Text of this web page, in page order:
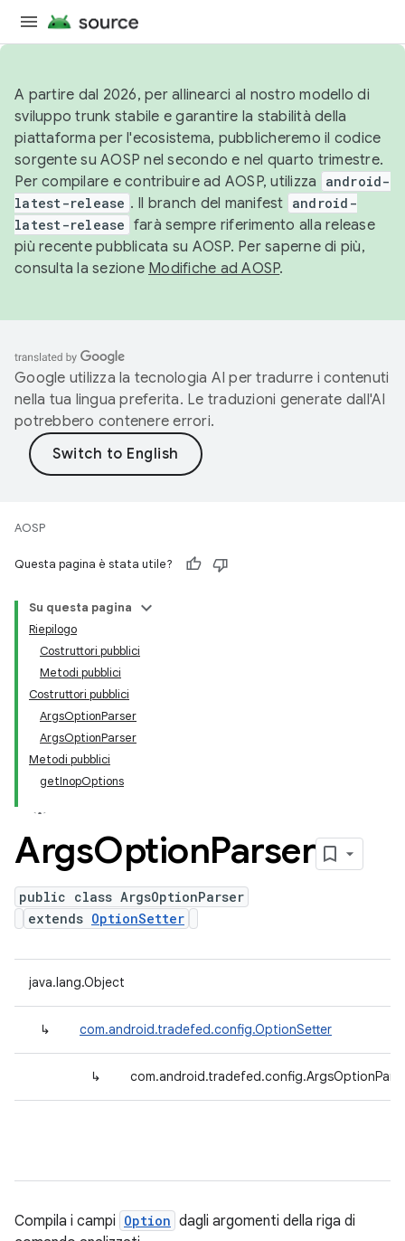
A partire dal 2026, per allinearci al nostro modello di
sviluppo trunk stabile e garantire la stabilità della
piattaforma per l'ecosistema, pubblicheremo il codice
sorgente su AOSP nel secondo e nel quarto trimestre.
Per compilare e contribuire ad AOSP, utilizza
android-
latest-release . Il branch del manifest android-
latest-release farà sempre riferimento alla release
più recente pubblicata su AOSP. Per saperne di più,
consulta la sezione Modifiche ad AOSP.
Google utilizza la tecnologia AI per tradurre i contenuti
nella tua lingua preferita. Le traduzioni generate dall'AI
potrebbero contenere errori.
AOSP
Questa pagina è stata utile?
Su questa pagina
Riepilogo
Costruttori pubblici
Metodi pubblici
Costruttori pubblici
ArgsOptionParser
ArgsOptionParser
Metodi pubblici
getInopOptions
ArgsOptionParser
public class ArgsOptionParser
extends OptionSetter
java.lang.Object
↳ com.android.tradefed.config.OptionSetter
↳
Compila i campi Option dagli argomenti della riga di